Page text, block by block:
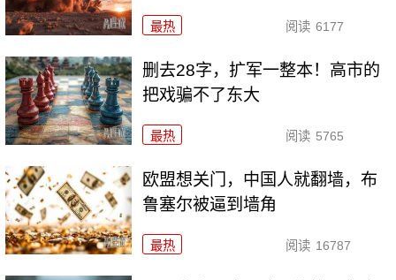
最热 阅读 6177
删去28字，扩军一整本！高市的
把戏骗不了东大
最热 阅读 5765
欧盟想关门，中国人就翻墙，布
鲁塞尔被逼到墙角
最热 阅读 16787